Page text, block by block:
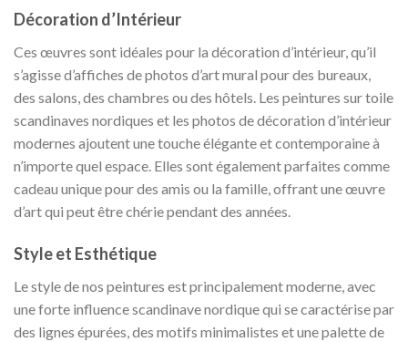
Décoration d’Intérieur
Ces œuvres sont idéales pour la décoration d’intérieur, qu’il
s’agisse d’affiches de photos d’art mural pour des bureaux,
des salons, des chambres ou des hôtels. Les peintures sur toile
scandinaves nordiques et les photos de décoration d’intérieur
modernes ajoutent une touche élégante et contemporaine à
n’importe quel espace. Elles sont également parfaites comme
cadeau unique pour des amis ou la famille, offrant une œuvre
d’art qui peut être chérie pendant des années.
Style et Esthétique
Le style de nos peintures est principalement moderne, avec
une forte influence scandinave nordique qui se caractérise par
des lignes épurées, des motifs minimalistes et une palette de